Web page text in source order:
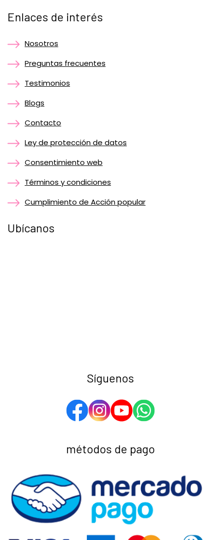
Enlaces de interés
Nosotros
Preguntas frecuentes
Testimonios
Blogs
Contacto
Ley de protección de datos
Consentimiento web
Términos y condiciones
Cumplimiento de Acción popular
Ubícanos
Síguenos
métodos de pago